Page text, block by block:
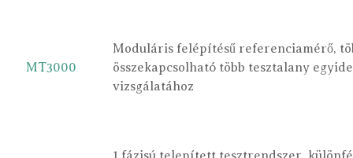
MT3000
Moduláris felépítésű referenciamérő,
összekapcsolható több tesztalany
vizsgálatához